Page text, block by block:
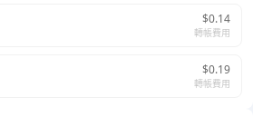
$0.14
轉帳費用
$0.19
轉帳費用